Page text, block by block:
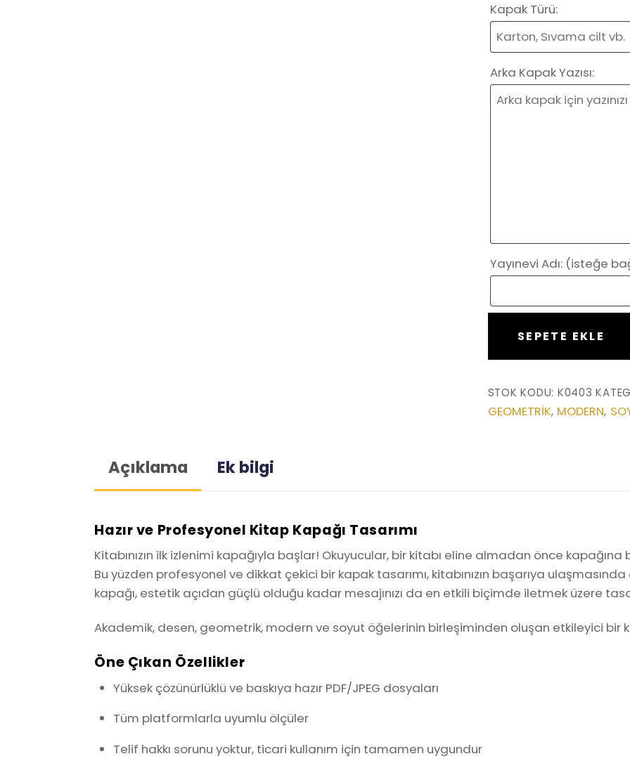
Kapak Türü:
Arka Kapak Yazısı:
Yayınevi Adı: (isteğe
Kapağı
(K0403)
adet
SEPETE EKLE
STOK KODU: K0403
GEOMETRIK, MODERN,
Açıklama Ek bilgi
Hazır ve Profesyonel Kitap Kapağı Tasarımı
Kitabınızın ilk izlenimi kapağıyla başlar! Okuyucular, bir kitabı eline almadan önce
Bu yüzden profesyonel ve dikkat çekici bir kapak tasarımı, kitabınızın başarıya
kapağı, estetik açıdan güçlü olduğu kadar mesajınızı da en etkili biçimde iletmek üzere
Akademik, desen, geometrik, modern ve soyut öğelerinin birleşiminden oluşan etkileyici bir
Öne Çıkan Özellikler
Yüksek çözünürlüklü ve baskıya hazır PDF/JPEG dosyaları
Tüm platformlarla uyumlu ölçüler
Telif hakkı sorunu yoktur, ticari kullanım için tamamen uygundur